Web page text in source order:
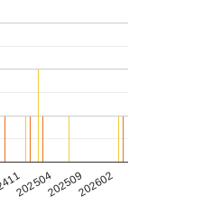
202504202509202602